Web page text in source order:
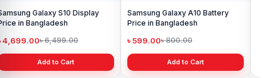
Galaxy S10 Display
in Bangladesh
4,699.00৳ 6,499.00
Add to Cart
Samsung Galaxy A10 Battery
Price in Bangladesh
৳ 599.00৳ 800.00
Add to Cart